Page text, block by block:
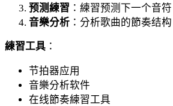
预测練習 ：練習预测下一个音符
音樂分析 ：分析歌曲的節奏结构
練習工具 ：
节拍器应用
音樂分析软件
在线節奏練習工具